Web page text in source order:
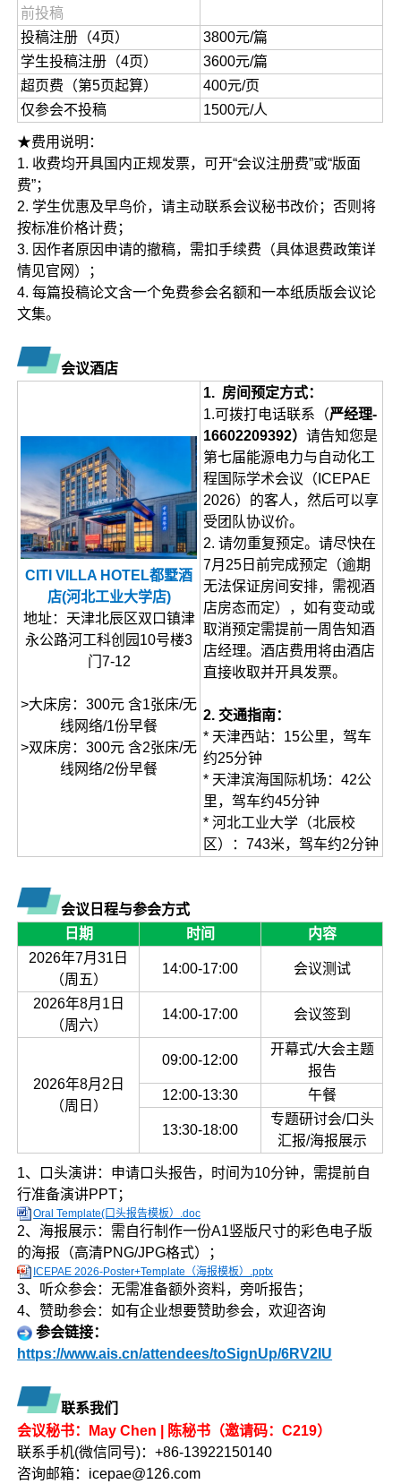
前投稿
投稿注册（4页）
3800元/篇
学生投稿注册（4页）
3600元/篇
超页费（第5页起算）
400元/页
仅参会不投稿
1500元/人
★费用说明：
1. 收费均开具国内正规发票，可开“会议注册费”或“版面
费”；
2. 学生优惠及早鸟价，请主动联系会议秘书改价；否则将
按标准价格计费；
3. 因作者原因申请的撤稿，需扣手续费（具体退费政策详
情见官网）；
4. 每篇投稿论文含一个免费参会名额和一本纸质版会议论
文集。
会议酒店
CITI VILLA HOTEL都墅酒
店(河北工业大学店)
地址：天津北辰区双口镇津
永公路河工科创园10号楼3
门7-12
>大床房：300元 含1张床/无
线网络/1份早餐
>双床房：300元 含2张床/无
线网络/2份早餐
1. 房间预定方式：
1.可拨打电话联系（严经理-
16602209392）请告知您是
第七届能源电力与自动化工
程国际学术会议（ICEPAE
2026）的客人，然后可以享
受团队协议价。
2. 请勿重复预定。请尽快在
7月25日前完成预定（逾期
无法保证房间安排，需视酒
店房态而定），如有变动或
取消预定需提前一周告知酒
店经理。酒店费用将由酒店
直接收取并开具发票。
2. 交通指南：
* 天津西站：15公里，驾车
约25分钟
* 天津滨海国际机场：42公
里，驾车约45分钟
* 河北工业大学（北辰校
区）：743米，驾车约2分钟
会议日程与参会方式
日期
时间
内容
2026年7月31日
（周五）
14:00-17:00 会议测试
2026年8月1日
（周六）
14:00-17:00 会议签到
2026年8月2日
（周日）
09:00-12:00
开幕式/大会主题
报告
12:00-13:30
午餐
13:30-18:00
专题研讨会/口头
汇报/海报展示
1、口头演讲：申请口头报告，时间为10分钟，需提前自
行准备演讲PPT；
Oral Template(口头报告模板）.doc
2、海报展示：需自行制作一份A1竖版尺寸的彩色电子版
的海报（高清PNG/JPG格式）；
ICEPAE 2026-Poster+Template（海报模板）.pptx
3、听众参会：无需准备额外资料，旁听报告；
4、赞助参会：如有企业想要赞助参会，欢迎咨询
参会链接：
https://www.ais.cn/attendees/toSignUp/6RV2IU
联系我们
会议秘书：May Chen | 陈秘书（邀请码：C219）
联系手机(微信同号)：+86-13922150140
咨询邮箱：icepae@126.com